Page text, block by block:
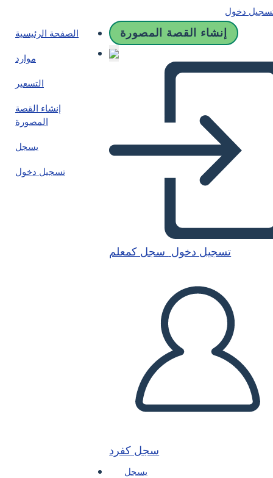
دخول
الصفحة الرئيسية
موارد
التسعير
إنشاء القصة
المصورة
يسجل
تسجيل دخول
إنشاء القصة المصورة
تسجيل دخول سجل كمعلم
سجل كفرد
يسجل